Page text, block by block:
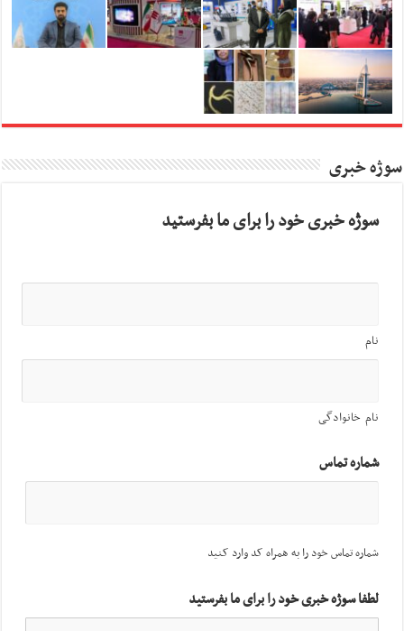
سوژه خبری
سوژه خبری خود را برای ما بفرستید
نام
نام خانوادگی
شماره تماس
شماره تماس خود را به همراه کد وارد کنید
لطفا سوژه خبری خود را برای ما بفرستید